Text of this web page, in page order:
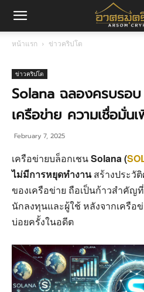
มค
ปโต
หน้าแรก ข่าวคริปโต
ข่าวคริปโต
Solana ฉลองครบรอ
เครือข่าย ความเชื่อมั่น
February 7, 2025
เครือข่ายบล็อกเชนSolana (
ไม่มีการหยุดทำงานสร้างประวั
ของเครือข่าย ถือเป็นก้าวสำคัญ
นักลงทุนและผู้ใช้ หลังจากเครือ
บ่อยครั้งในอดีต